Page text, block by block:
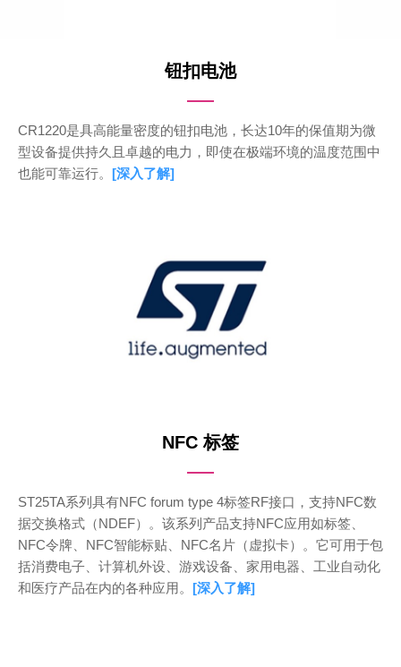
钮扣电池
CR1220是具高能量密度的钮扣电池，长达10年的保值期为微
型设备提供持久且卓越的电力，即使在极端环境的温度范围中
也能可靠运行。 [深入了解]
NFC 标签
ST25TA系列具有NFC forum type 4标签RF接口，支持NFC数
据交换格式（NDEF）。该系列产品支持NFC应用如标签、
NFC令牌、NFC智能标贴、NFC名片（虚拟卡）。它可用于包
括消费电子、计算机外设、游戏设备、家用电器、工业自动化
和医疗产品在内的各种应用。 [深入了解]